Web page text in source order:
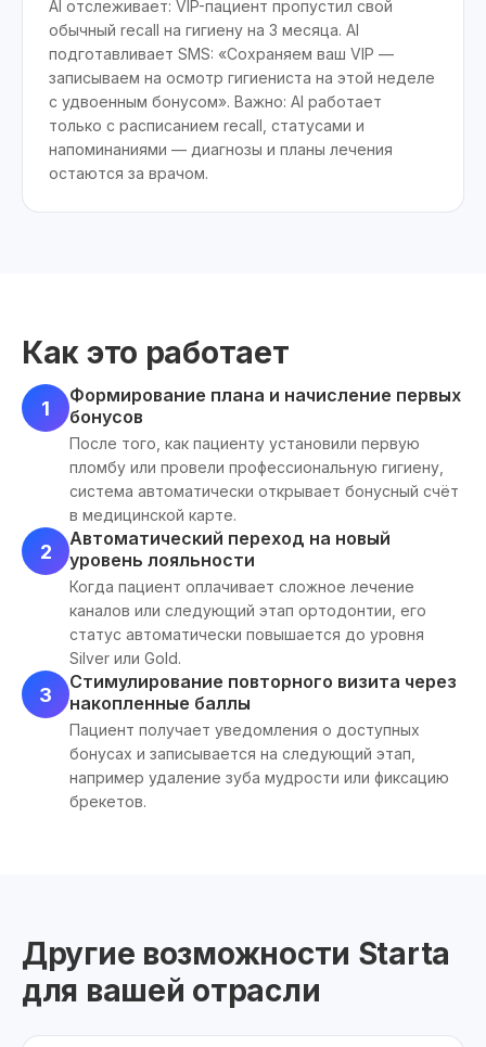
AI отслеживает: VIP-пациент пропустил свой
обычный recall на гигиену на 3 месяца. AI
подготавливает SMS: «Сохраняем ваш VIP —
записываем на осмотр гигиениста на этой неделе
с удвоенным бонусом». Важно: AI работает
только с расписанием recall, статусами и
напоминаниями — диагнозы и планы лечения
остаются за врачом.
Как это работает
1
Формирование плана и начисление первых
бонусов
После того, как пациенту установили первую
пломбу или провели профессиональную гигиену,
система автоматически открывает бонусный счёт
в медицинской карте.
2
Автоматический переход на новый
уровень лояльности
Когда пациент оплачивает сложное лечение
каналов или следующий этап ортодонтии, его
статус автоматически повышается до уровня
Silver или Gold.
3
Стимулирование повторного визита через
накопленные баллы
Пациент получает уведомления о доступных
бонусах и записывается на следующий этап,
например удаление зуба мудрости или фиксацию
брекетов.
Другие возможности Starta
для вашей отрасли